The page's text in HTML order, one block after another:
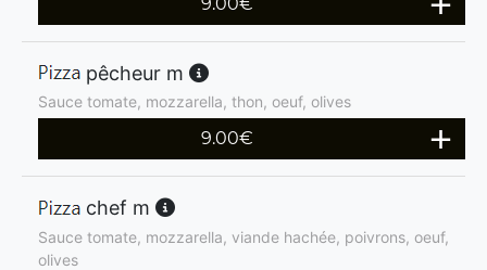
9.00€
pêcheur m
Sauce tomate, mozzarella, thon, oeuf, olives
9.00€
chef m
Sauce tomate, mozzarella, viande hachée, poivrons, oeuf,
olives